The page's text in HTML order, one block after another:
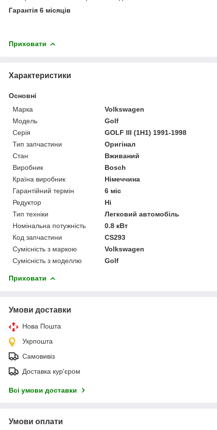
Гарантія 6 місяців
Приховати
Характеристики
Основні
Марка
Volkswagen
Модель
Golf
Серія
GOLF III (1H1) 1991-1998
Тип запчастини
Оригінал
Стан
Вживаний
Виробник
Bosch
Країна виробник
Німеччина
Гарантійний термін
6 міс
Редуктор
Ні
Тип техніки
Легковий автомобіль
Номінальна потужність
0.8 кВт
Код запчастини
CS293
Сумісність з маркою
Volkswagen
Сумісність з моделлю
Golf
Приховати
Умови доставки
Нова Пошта
Укрпошта
Самовивіз
Доставка кур'єром
Всі умови доставки
Умови оплати